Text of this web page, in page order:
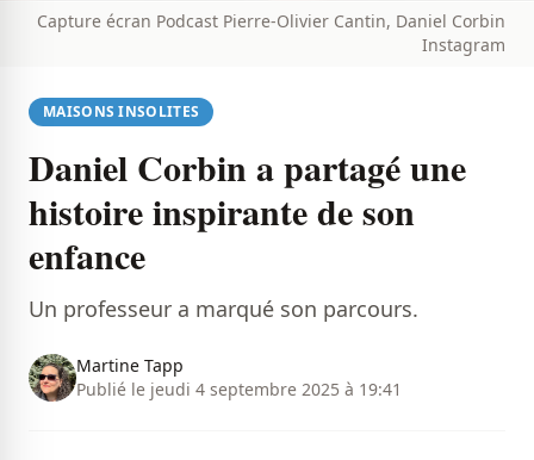
Capture écran Podcast Pierre-Olivier Cantin, Daniel Corbin
Instagram
MAISONS INSOLITES
Daniel Corbin a partagé une
histoire inspirante de son
enfance
Un professeur a marqué son parcours.
Martine Tapp
Publié le jeudi 4 septembre 2025 à 19:41